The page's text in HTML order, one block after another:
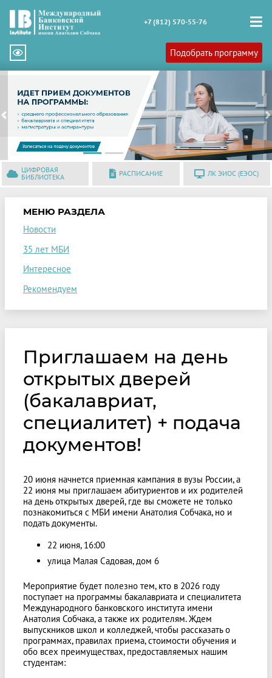
+7 (812) 570-55-76
Подобрать программу
Previous
ЦИФРОВАЯ
БИБЛИОТЕКА
РАСПИСАНИЕ ЛК ЭИОС (ЕЭОС)
МЕНЮ РАЗДЕЛА
Новости
35 лет МБИ
Интересное
Рекомендуем
Приглашаем на день
открытых дверей
(бакалавриат,
специалитет) + подача
документов!
20 июня начнется приемная кампания в вузы России, а
22 июня мы приглашаем абитуриентов и их родителей
на день открытых дверей, где вы сможете не только
познакомиться с МБИ имени Анатолия Собчака, но и
подать документы.
22 июня, 16:00
улица Малая Садовая, дом 6
Мероприятие будет полезно тем, кто в 2026 году
поступает на программы бакалавриата и специалитета
Международного банковского института имени
Анатолия Собчака, а также их родителям. Ждем
выпускников школ и колледжей, чтобы рассказать о
программах, правилах приема, стоимости обучения и
обо всех преимуществах, предоставляемых нашим
студентам: